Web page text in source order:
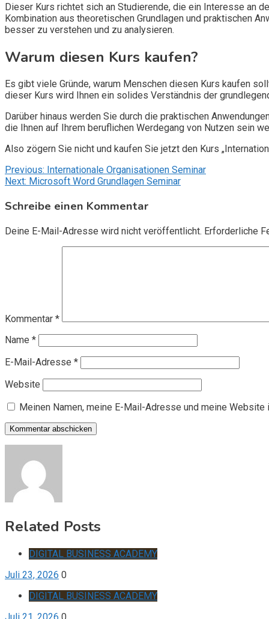
Dieser Kurs richtet sich an Studierende, die ein Interesse an
Kombination aus theoretischen Grundlagen und praktischen
besser zu verstehen und zu analysieren.
Warum diesen Kurs kaufen?
Es gibt viele Gründe, warum Menschen diesen Kurs kaufen
dieser Kurs wird Ihnen ein solides Verständnis der
Darüber hinaus werden Sie durch die praktischen
die Ihnen auf Ihrem beruflichen Werdegang von Nutzen sein
Also zögern Sie nicht und kaufen Sie jetzt den Kurs
Beitragsnavigation
Previous: Internationale Organisationen Seminar
Next: Microsoft Word Grundlagen Seminar
Schreibe einen Kommentar
Deine E-Mail-Adresse wird nicht veröffentlicht. Erforderliche
Kommentar *
Name *
E-Mail-Adresse *
Website
Meinen Namen, meine E-Mail-Adresse und meine
Related Posts
DIGITAL BUSINESS ACADEMY
Juli 23, 2026 0
DIGITAL BUSINESS ACADEMY
Juli 21, 2026 0